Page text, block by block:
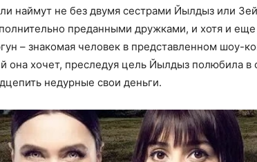
наймут не без двумя сестрами Йылдыз или
преданными дружками, и хотя и
– знакомая человек в представленном шоу-
она хочет, преследуя цель Йылдыз полюбила в
недурные свои деньги.